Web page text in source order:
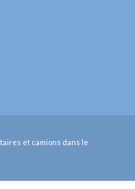
et camions dans le